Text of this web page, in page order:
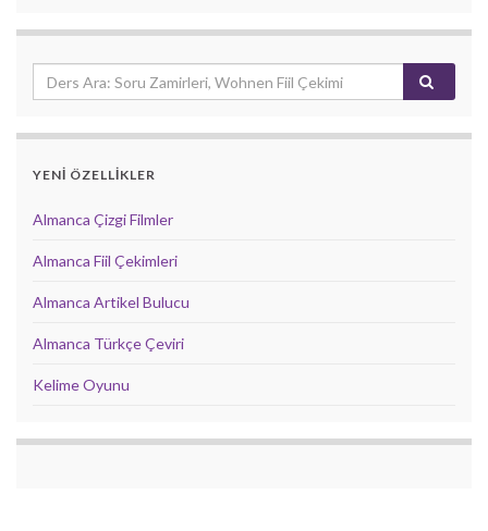
YENİ ÖZELLİKLER
Almanca Çizgi Filmler
Almanca Fiil Çekimleri
Almanca Artikel Bulucu
Almanca Türkçe Çeviri
Kelime Oyunu